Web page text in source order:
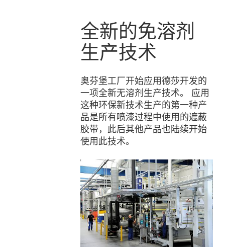
全新的免溶剂
生产技术
奥芬堡工厂开始应用德莎开发的
一项全新无溶剂生产技术。 应用
这种环保新技术生产的第一种产
品是所有喷漆过程中使用的遮蔽
胶带，此后其他产品也陆续开始
使用此技术。